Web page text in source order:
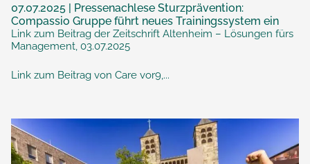
07.07.2025 | Pressenachlese Sturzprävention:
Compassio Gruppe führt neues Trainingssystem ein
Link zum Beitrag der Zeitschrift Altenheim – Lösungen fürs
Management, 03.07.2025
Link zum Beitrag von Care vor9,...